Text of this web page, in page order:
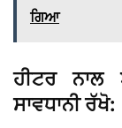
ਗਿਆ
ਹੀਟਰ
ਸਾਵਧਾਨੀ ਰੱਖੋ: